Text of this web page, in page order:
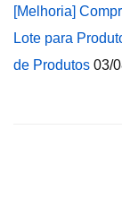
[Melhoria]
Lote para
de Produtos 03/